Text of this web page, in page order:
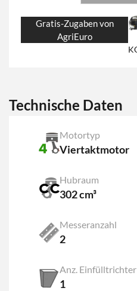
Gratis-Zugaben von
AgriEuro
Technische Daten
Motortyp
Viertaktmotor
Hubraum
302 cm³
Messeranzahl
2
Anz. Einfülltrichter
1